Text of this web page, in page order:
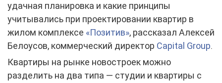
удачная планировка и какие принципы
учитывались при проектировании квартир в
жилом комплексе «Позитив», рассказал Алексей
Белоусов, коммерческий директор Capital Group.
Квартиры на рынке новостроек можно
разделить на два типа — студии и квартиры с